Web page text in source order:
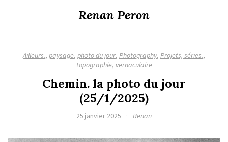
Renan Peron
Ailleurs., paysage, photo du jour, Photography, Projets, séries.,
topographie, vernaculaire
Chemin. la photo du jour
(25/1/2025)
25 janvier 2025 · Renan